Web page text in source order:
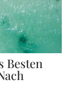
Besten